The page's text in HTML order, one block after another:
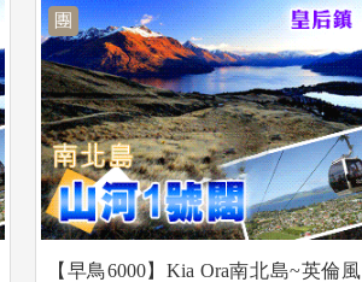
團
【早鳥6000】Kia Ora南北島~英倫風